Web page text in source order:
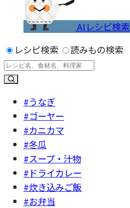
AIレシピ検索
レシピ検索
読みもの検索
#うなぎ
#ゴーヤー
#カニカマ
#冬瓜
#スープ・汁物
#ドライカレー
#炊き込みご飯
#お弁当